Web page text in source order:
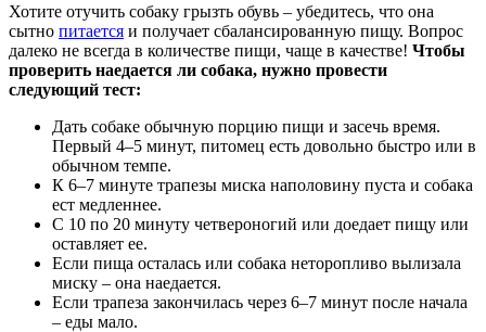
Хотите отучить собаку грызть обувь – убедитесь, что она
сытно питается и получает сбалансированную пищу. Вопрос
далеко не всегда в количестве пищи, чаще в качестве! Чтобы
проверить наедается ли собака, нужно провести
следующий тест:
Дать собаке обычную порцию пищи и засечь время.
Первый 4–5 минут, питомец есть довольно быстро или в
обычном темпе.
К 6–7 минуте трапезы миска наполовину пуста и собака
ест медленнее.
С 10 по 20 минуту четвероногий или доедает пищу или
оставляет ее.
Если пища осталась или собака неторопливо вылизала
миску – она наедается.
Если трапеза закончилась через 6–7 минут после начала
– еды мало.